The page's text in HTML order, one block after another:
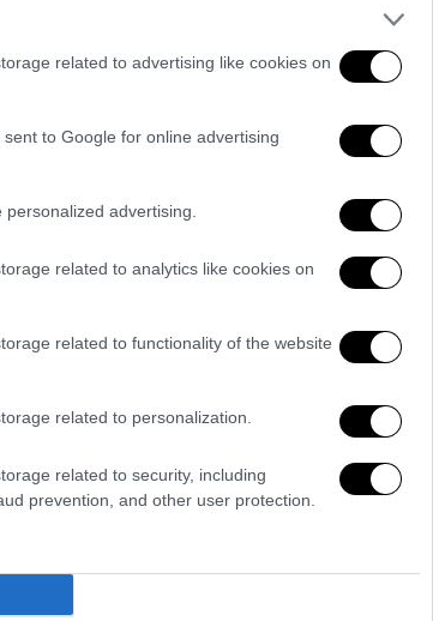
related to advertising like cookies on
to Google for online advertising
advertising.
related to analytics like cookies on
related to functionality of the website
related to personalization.
related to security, including
prevention, and other user protection.